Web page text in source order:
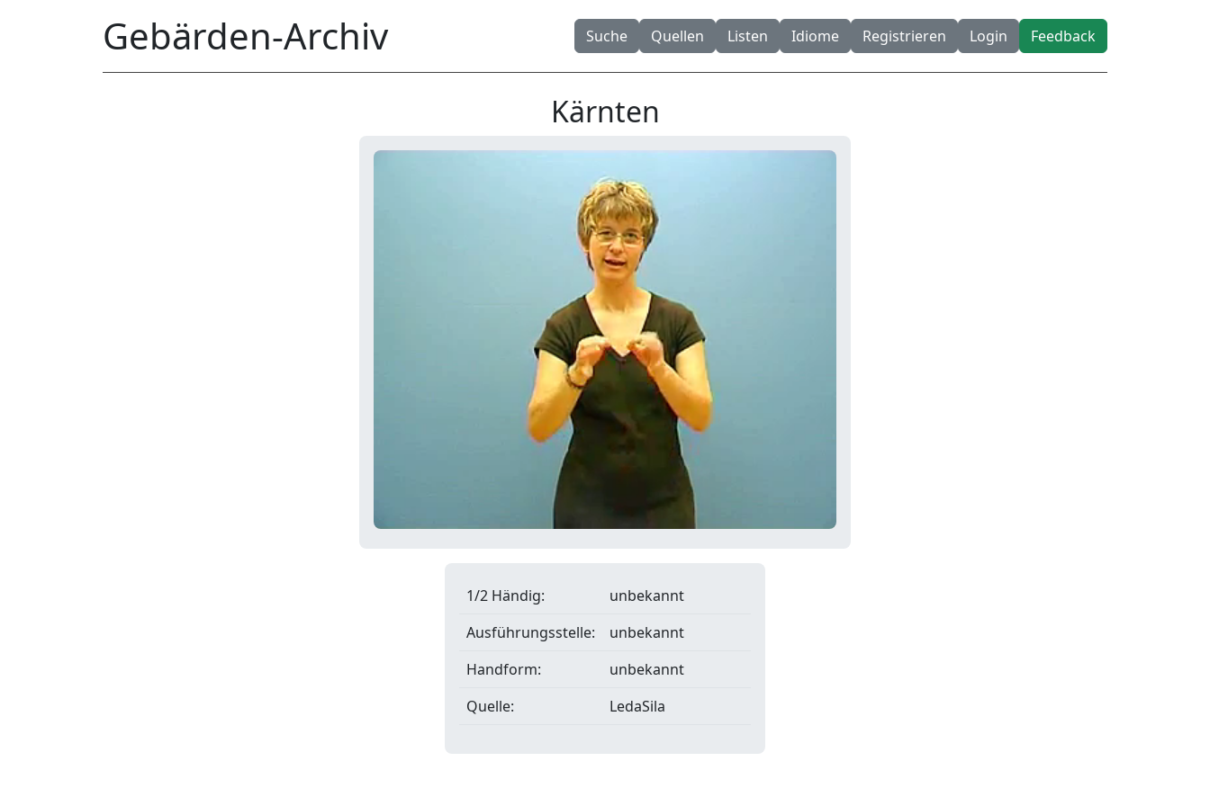
Gebärden-Archiv Suche Quellen Listen Idiome Registrieren Login Feedback
Kärnten
1/2 Händig:
unbekannt
Ausführungsstelle:
unbekannt
Handform:
unbekannt
Quelle:
LedaSila